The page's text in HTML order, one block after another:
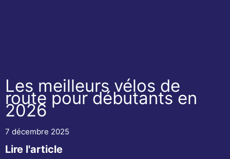
Les meilleurs vélos de
route pour débutants en
2026
7 décembre 2025
Lire l'article